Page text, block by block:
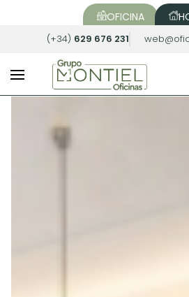
OFICINA
(+34) 629 676 231